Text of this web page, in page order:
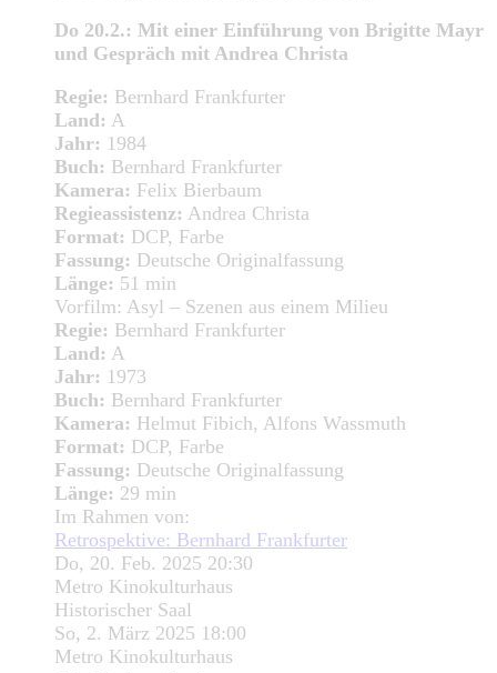
Do 20.2.: Mit einer Einführung von Brigitte Mayr
und Gespräch mit Andrea Christa
Regie: Bernhard Frankfurter
Land: A
Jahr: 1984
Buch: Bernhard Frankfurter
Kamera: Felix Bierbaum
Regieassistenz: Andrea Christa
Format: DCP, Farbe
Fassung: Deutsche Originalfassung
Länge: 51 min
Vorfilm: Asyl – Szenen aus einem Milieu
Regie: Bernhard Frankfurter
Land: A
Jahr: 1973
Buch: Bernhard Frankfurter
Kamera: Helmut Fibich, Alfons Wassmuth
Format: DCP, Farbe
Fassung: Deutsche Originalfassung
Länge: 29 min
Im Rahmen von:
Retrospektive: Bernhard Frankfurter
Do, 20. Feb. 2025 20:30
Metro Kinokulturhaus
Historischer Saal
So, 2. März 2025 18:00
Metro Kinokulturhaus